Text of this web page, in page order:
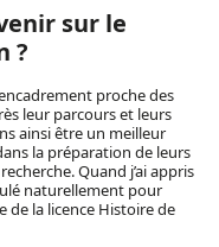
sur le
?
proche des
leur parcours et leurs
ainsi être un meilleur
la préparation de leurs
Quand j’ai appris
naturellement pour
de la licence Histoire de